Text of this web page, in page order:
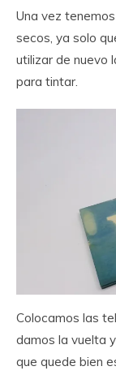
Una vez
secos, ya solo
utilizar de nuevo
para tintar.
Colocamos las
damos la vuelta
que quede bien